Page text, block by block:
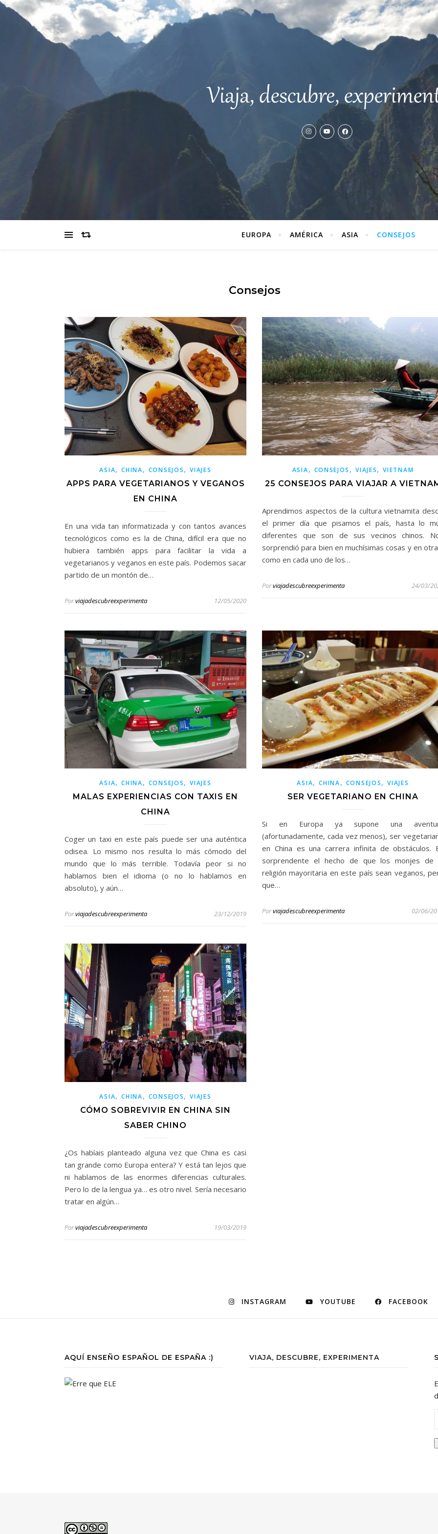
EUROPA AMÉRICA ASIA CONSEJOS
Consejos
ASIA,CHINA, CONSEJOS,VIAJES
APPS PARA VEGETARIANOS Y VEGANOS
EN CHINA
En una vida tan informatizada y con tantos avances
tecnológicos como es la de China, difícil era que no
hubiera también apps para facilitar la vida a
vegetarianos y veganos en este país. Podemos sacar
partido de un montón de…
Porviajadescubreexperimenta 12/05/2020
ASIA, CONSEJOS ,VIAJES,VIETNAM
25 CONSEJOS PARA VIAJAR A
Aprendimos aspectos de la cultura vietnamita
el primer día que pisamos el país, hasta lo
diferentes que son de sus vecinos chinos.
sorprendió para bien en muchísimas cosas y en
como en cada uno de los…
Porviajadescubreexperimenta 24/03/
ASIA,CHINA, CONSEJOS,VIAJES
MALAS EXPERIENCIAS CON TAXIS EN
CHINA
Coger un taxi en este país puede ser una auténtica
odisea. Lo mismo nos resulta lo más cómodo del
mundo que lo más terrible. Todavía peor si no
hablamos bien el idioma (o no lo hablamos en
absoluto), y aún…
Porviajadescubreexperimenta 23/12/2019
ASIA,CHINA, CONSEJOS,VIAJES
SER VEGETARIANO EN CHINA
Si en Europa ya supone una
(afortunadamente, cada vez menos), ser
en China es una carrera infinita de obstáculos.
sorprendente el hecho de que los monjes de
religión mayoritaria en este país sean veganos,
que…
Porviajadescubreexperimenta 02/06/
ASIA,CHINA, CONSEJOS,VIAJES
CÓMO SOBREVIVIR EN CHINA SIN
SABER CHINO
¿Os habíais planteado alguna vez que China es casi
tan grande como Europa entera? Y está tan lejos que
ni hablamos de las enormes diferencias culturales.
Pero lo de la lengua ya… es otro nivel. Sería necesario
tratar en algún…
Porviajadescubreexperimenta 19/03/2019
INSTAGRAM YOUTUBE FACEBOOK
AQUÍ ENSEÑO ESPAÑOL DE ESPAÑA :) VIAJA, DESCUBRE, EXPERIMENTA